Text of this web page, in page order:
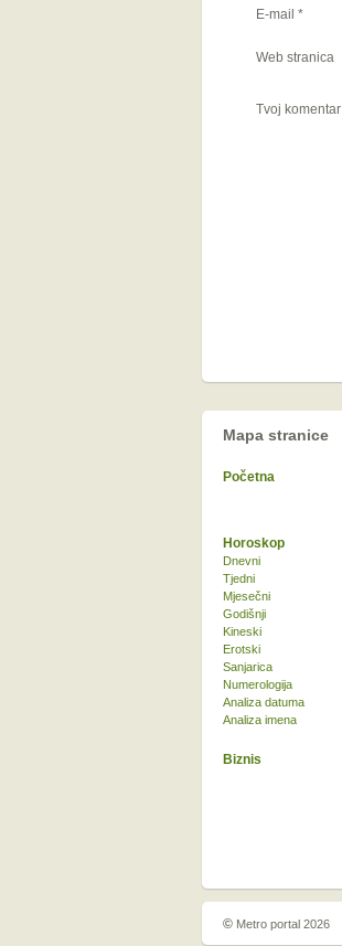
E-mail *
Web stranica
Tvoj komentar
Mapa stranice
Početna
Biznis
Horoskop
Dnevni
Tjedni
Mjesečni
Godišnji
Kineski
Erotski
Sanjarica
Numerologija
Analiza datuma
Analiza imena
© Metro portal 2026